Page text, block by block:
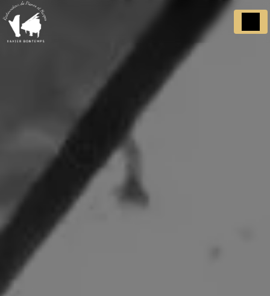
Panneau de gestion des cookies